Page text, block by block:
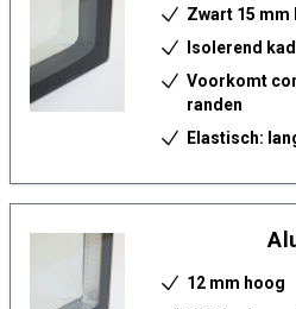
Zwart 15 mm
Isolerend
Voorkomt
randen
Elastisch:
12 mm hoog